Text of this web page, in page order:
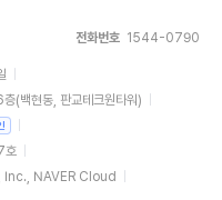
전화번호 1544-0790
(백현동, 판교테크원타워)
호
NAVER Cloud